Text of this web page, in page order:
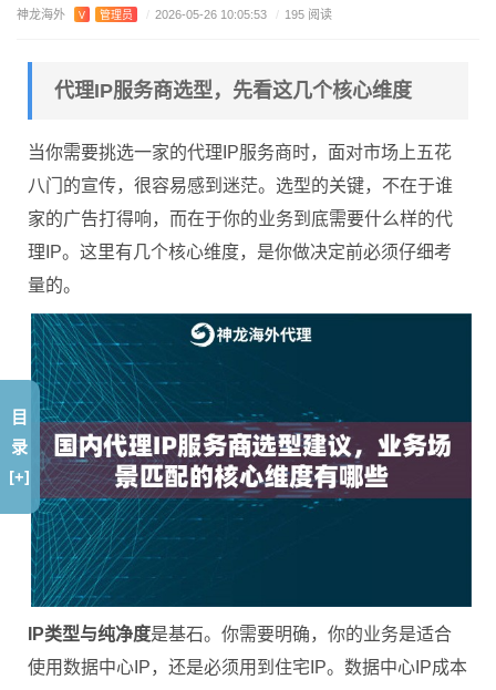
神龙海外 V 管理员 / 2026-05-26 10:05:53 / 195 阅读
代理IP服务商选型，先看这几个核心维度
当你需要挑选一家的代理IP服务商时，面对市场上五花
八门的宣传，很容易感到迷茫。选型的关键，不在于谁
家的广告打得响，而在于你的业务到底需要什么样的代
理IP。这里有几个核心维度，是你做决定前必须仔细考
量的。
IP类型与纯净度是基石。你需要明确，你的业务是适合
使用数据中心IP，还是必须用到住宅IP。数据中心IP成本
目
录
[+]